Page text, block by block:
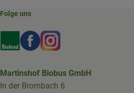
Folge uns
Externer Link zu https://
Externer Link zu https://
Externer Link zu
Martinshof Biobus GmbH
In der Brombach 6